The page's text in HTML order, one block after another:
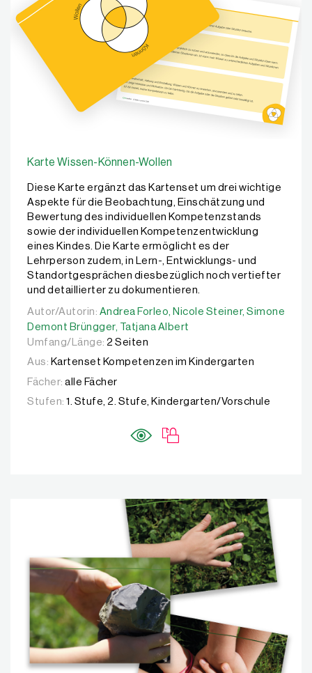
Karte Wissen-Können-Wollen
Diese Karte ergänzt das Kartenset um drei wichtige
Aspekte für die Beobachtung, Einschätzung und
Bewertung des individuellen Kompetenzstands
sowie der individuellen Kompetenzentwicklung
eines Kindes. Die Karte ermöglicht es der
Lehrperson zudem, in Lern-, Entwicklungs- und
Standortgesprächen diesbezüglich noch vertiefter
und detaillierter zu dokumentieren.
Autor/Autorin: Andrea Forleo, Nicole Steiner, Simone
Autor/Autorin: Andrea Forleo, Nicole Steiner, Simone
Demont Brüngger,
Tatjana Albert
Umfang/Länge: 2 Seiten
Aus: Kartenset Kompetenzen im Kindergarten
Fächer: alle Fächer
Stufen: 1. Stufe, 2. Stufe, Kindergarten/Vorschule